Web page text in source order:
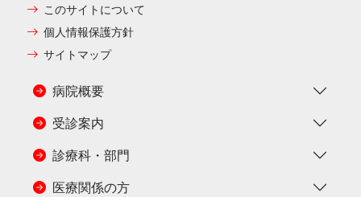
このサイトについて
個人情報保護方針
サイトマップ
病院概要
受診案内
診療科・部門
医療関係の方